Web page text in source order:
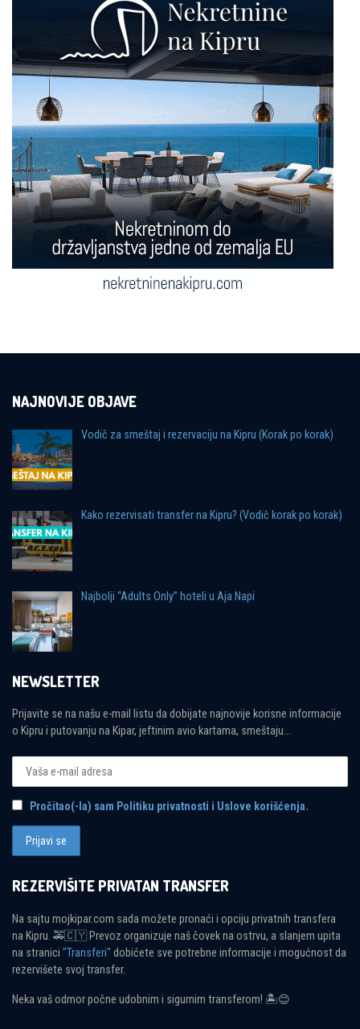
NAJNOVIJE OBJAVE
Vodič za smeštaj i rezervaciju na Kipru (Korak po korak)
Kako rezervisati transfer na Kipru? (Vodič korak po korak)
Najbolji “Adults Only” hoteli u Aja Napi
NEWSLETTER
Prijavite se na našu e-mail listu da dobijate najnovije korisne informacije
o Kipru i putovanju na Kipar, jeftinim avio kartama, smeštaju...
Pročitao(-la) sam Politiku privatnosti i Uslove korišćenja.
REZERVIŠITE PRIVATAN TRANSFER
Na sajtu mojkipar.com sada možete pronaći i opciju privatnih transfera
na Kipru. 🚕🇨🇾 Prevoz organizuje naš čovek na ostrvu, a slanjem upita
na stranici "Transferi" dobićete sve potrebne informacije i mogućnost da
rezervišete svoj transfer.
Neka vaš odmor počne udobnim i sigurnim transferom! 🏝😊